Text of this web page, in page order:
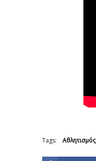
Tags: Αθλητισμός